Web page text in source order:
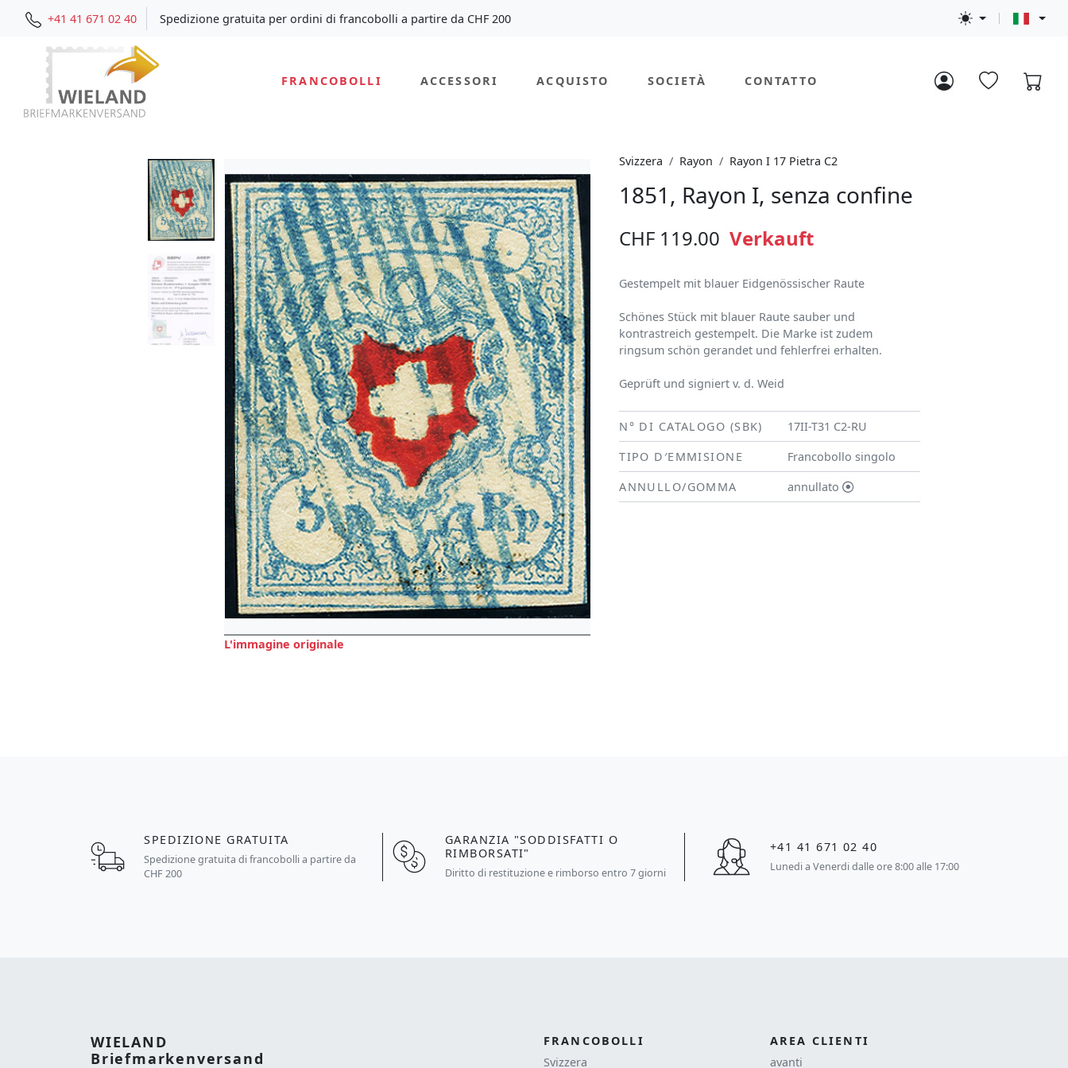
+41 41 671 02 40 Spedizione gratuita per ordini di francobolli a partire da CHF 200
FRANCOBOLLI ACCESSORI ACQUISTO SOCIETÀ CONTATTO
L'immagine originale
Svizzera Rayon Rayon I 17 Pietra C2
1851, Rayon I, senza confine
CHF 119.00 Verkauft
Gestempelt mit blauer Eidgenössischer Raute
Schönes Stück mit blauer Raute sauber und
kontrastreich gestempelt. Die Marke ist zudem
ringsum schön gerandet und fehlerfrei erhalten.
Geprüft und signiert v. d. Weid
N° DI CATALOGO (SBK)
17II-T31 C2-RU
TIPO D′EMMISIONE
Francobollo singolo
ANNULLO/GOMMA
annullato
SPEDIZIONE GRATUITA
Spedizione gratuita di francobolli a partire da
CHF 200
GARANZIA "SODDISFATTI O
RIMBORSATI"
Diritto di restituzione e rimborso entro 7 giorni
+41 41 671 02 40
Lunedi a Venerdi dalle ore 8:00 alle 17:00
WIELAND
Briefmarkenversand
FRANCOBOLLI
Svizzera
AREA CLIENTI
avanti